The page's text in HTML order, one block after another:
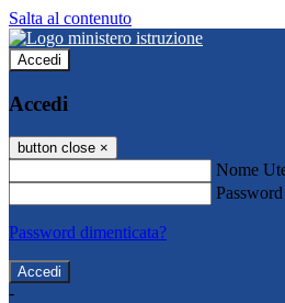
Salta al contenuto
Accedi
Accedi
button close ×
Nome
Password
Password dimenticata?
-